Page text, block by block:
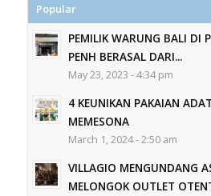
Popular
PEMILIK WARUNG BALI DI
PENH BERASAL DARI...
May 23, 2023 - 4:34 pm
4 KEUNIKAN PAKAIAN
MEMESONA
March 1, 2024 - 2:50 am
VILLAGIO MENGUNDANG
MELONGOK OUTLET